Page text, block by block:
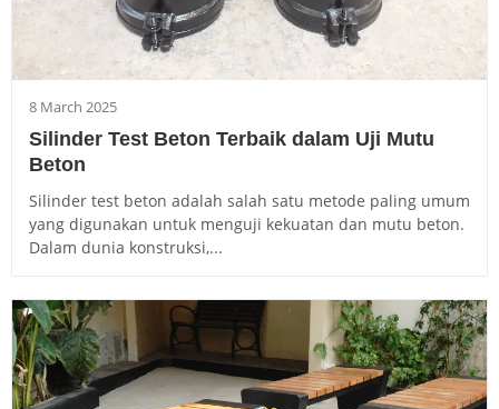
8 March 2025
Silinder Test Beton Terbaik dalam Uji Mutu
Beton
Silinder test beton adalah salah satu metode paling umum
yang digunakan untuk menguji kekuatan dan mutu beton.
Dalam dunia konstruksi,...